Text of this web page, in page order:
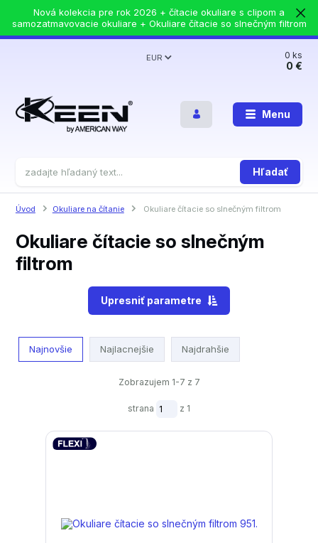
Nová kolekcia pre rok 2026 + čítacie okuliare s clipom a
samozatmavovacie okuliare + Okuliare čítacie so slnečným filtrom
Menu
EUR
Hľadať
0ks
0 €
Úvod Okuliare na čítanie Okuliare čítacie so slnečným filtrom
Okuliare čítacie so slnečným
filtrom
Upresniť parametre
Najnovšie Najlacnejšie Najdrahšie
Zobrazujem 1-7 z 7
strana z 1